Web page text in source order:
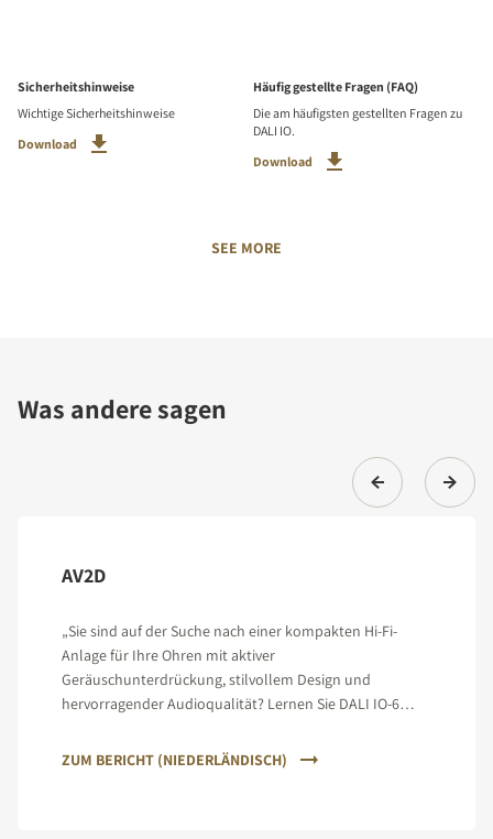
Sicherheitshinweise
Wichtige Sicherheitshinweise
Download
Häufig gestellte Fragen (FAQ)
Die am häufigsten gestellten Fragen zu
DALI IO.
Download
SEE MORE
Was andere sagen
AV2D
„Sie sind auf der Suche nach einer kompakten Hi-Fi-
Anlage für Ihre Ohren mit aktiver
Geräuschunterdrückung, stilvollem Design und
hervorragender Audioqualität? Lernen Sie DALI IO-6
ZUM BERICHT (NIEDERLÄNDISCH)